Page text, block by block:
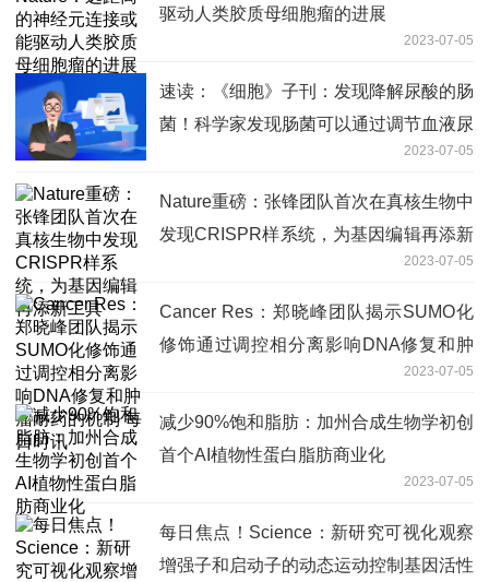
驱动人类胶质母细胞瘤的进展
2023-07-05
速读：《细胞》子刊：发现降解尿酸的肠
菌！科学家发现肠菌可以通过调节血液尿
酸水平影响动脉粥样硬化进展，鉴定出关
键微生物和编码基因
2023-07-05
Nature重磅：张锋团队首次在真核生物中
发现CRISPR样系统，为基因编辑再添新
2023-07-05
Cancer Res：郑晓峰团队揭示SUMO化
修饰通过调控相分离影响DNA修复和肿
2023-07-05
减少90%饱和脂肪：加州合成生物学初创
首个AI植物性蛋白脂肪商业化
2023-07-05
每日焦点！Science：新研究可视化观察
增强子和启动子的动态运动控制基因活性